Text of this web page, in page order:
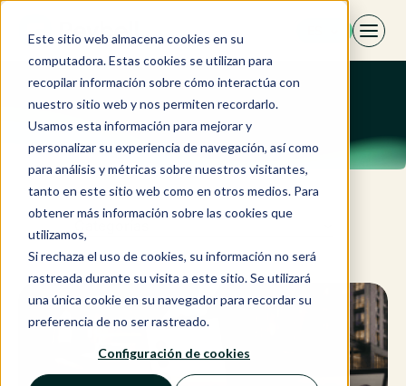
Este sitio web almacena cookies en su
computadora. Estas cookies se utilizan para
recopilar información sobre cómo interactúa con
nuestro sitio web y nos permiten recordarlo.
Usamos esta información para mejorar y
personalizar su experiencia de navegación, así como
para análisis y métricas sobre nuestros visitantes,
tanto en este sitio web como en otros medios. Para
obtener más información sobre las cookies que
utilizamos,
Si rechaza el uso de cookies, su información no será
rastreada durante su visita a este sitio. Se utilizará
una única cookie en su navegador para recordar su
preferencia de no ser rastreado.
Configuración de cookies
Saltar